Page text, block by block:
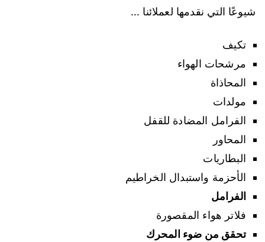
شيوعًا التي نقدمها لعملائنا …
تكيف
مرشحات الهواء
المحاذاة
مولدات
الفرامل المضادة للقفل
المحاور
البطاريات
الأحزمة واستبدال الخراطيم
الفرامل
فلاتر هواء المقصورة
تحقق من ضوء المحرك